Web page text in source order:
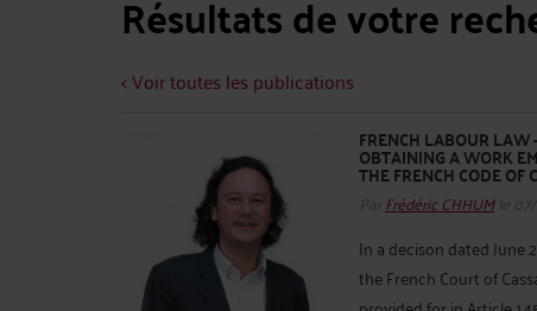
Résultats de votre
< Voir toutes les publications
FRENCH LABOUR LAW
OBTAINING A WORK
THE FRENCH CODE OF
Par Frédéric CHHUMle
In a decison dated June
the French Court of